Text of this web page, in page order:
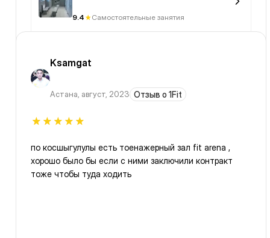
9.4 Самостоятельные занятия
Ksamgat
Астана, август, 2023 Отзыв о 1Fit
по косшыгулулы есть тоенажерный зал fit arena ,
хорошо было бы если с ними заключили контракт
тоже чтобы туда ходить